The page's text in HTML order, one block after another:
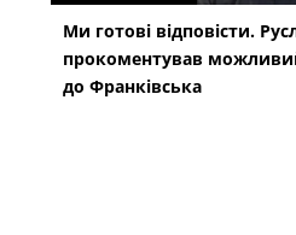
Ми готові відповісти.
прокоментував
до Франківська